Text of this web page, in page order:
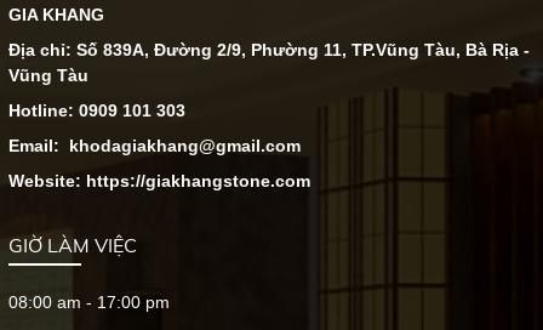
GIA KHANG
Địa chỉ: Số 839A, Đường 2/9, Phường 11, TP.Vũng Tàu, Bà Rịa -
Vũng Tàu
Hotline: 0909 101 303
Email: khodagiakhang@gmail.com
Website: https://giakhangstone.com
GIỜ LÀM VIỆC
08:00 am - 17:00 pm